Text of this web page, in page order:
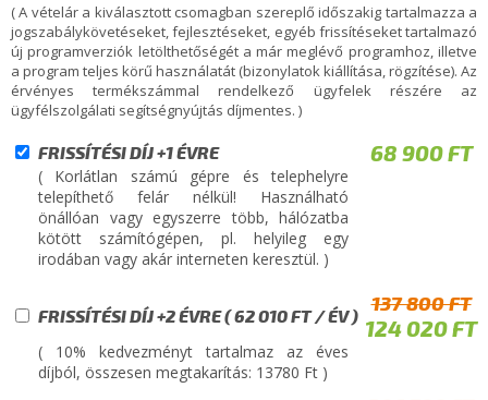
( A vételár a kiválasztott csomagban szereplő időszakig tartalmazza a
jogszabálykövetéseket, fejlesztéseket, egyéb frissítéseket tartalmazó
új programverziók letölthetőségét a már meglévő programhoz, illetve
a program teljes körű használatát (bizonylatok kiállítása, rögzítése). Az
érvényes termékszámmal rendelkező ügyfelek részére az
ügyfélszolgálati segítségnyújtás díjmentes. )
FRISSÍTÉSI DÍJ +1 ÉVRE 68 900 FT
( Korlátlan számú gépre és telephelyre
telepíthető felár nélkül! Használható
önállóan vagy egyszerre több, hálózatba
kötött számítógépen, pl. helyileg egy
irodában vagy akár interneten keresztül. )
FRISSÍTÉSI DÍJ +2 ÉVRE ( 62 010 FT / ÉV )
137 800 FT
124 020 FT
( 10% kedvezményt tartalmaz az éves
díjból, összesen megtakarítás: 13780 Ft )